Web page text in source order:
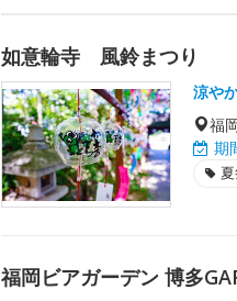
如意輪寺 風鈴まつり
涼や
福
期
福岡ビアガーデン 博多